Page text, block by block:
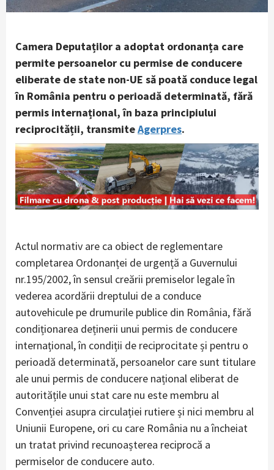
Camera Deputaților a adoptat ordonanța care
permite persoanelor cu permise de conducere
eliberate de state non-UE să poată conduce legal
în România pentru o perioadă determinată, fără
permis internațional, în baza principiului
reciprocității, transmiteAgerpres.
Actul normativ are ca obiect de reglementare
completarea Ordonanței de urgență a Guvernului
nr.195/2002, în sensul creării premiselor legale în
vederea acordării dreptului de a conduce
autovehicule pe drumurile publice din România, fără
condiționarea deținerii unui permis de conducere
internațional, în condiții de reciprocitate și pentru o
perioadă determinată, persoanelor care sunt titulare
ale unui permis de conducere național eliberat de
autoritățile unui stat care nu este membru al
Convenției asupra circulației rutiere și nici membru al
Uniunii Europene, ori cu care România nu a încheiat
un tratat privind recunoașterea reciprocă a
permiselor de conducere auto.